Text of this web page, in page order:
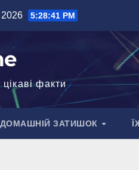
5:28:42 PM
факти
ДОМАШНІЙ ЗАТИШОК